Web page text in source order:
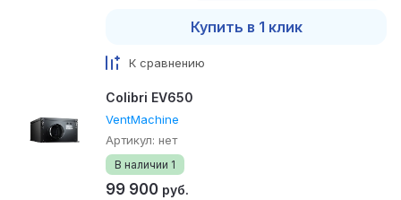
Купить в 1 клик
К сравнению
Colibri EV650
VentMachine
Артикул: нет
В наличии 1
99 900 руб.